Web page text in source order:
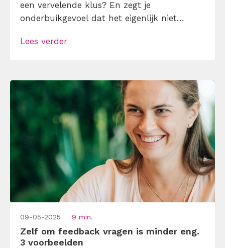
een vervelende klus? En zegt je
onderbuikgevoel dat het eigenlijk niet
ongewenst het slachtoffer bent van
Lees verder
09-05-2025 9 min.
Zelf om feedback vragen is minder eng.
3 voorbeelden